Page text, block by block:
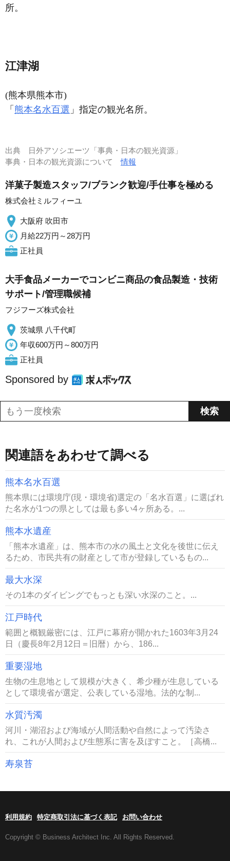
所。
江津湖
(熊本県熊本市)
「 熊本名水百選 」指定の観光名所。
出典
日外アソシエーツ「事典・日本の観光資源」
事典・日本の観光資源について情報
洋菓子製造スタッフ/ブランク歓迎/手仕事を極める
株式会社ミルフィーユ
大阪府 吹田市
月給22万円～28万円
正社員
大手食品メーカーでコンビニ商品の食品製造・技術
サポート/管理職候補
フジフーズ株式会社
茨城県 八千代町
年収600万円～800万円
正社員
Sponsored by
関連語をあわせて調べる
熊本名水百選
熊本県には環境庁(現・環境省)選定の「名水百選」に選ばれ
た名水が1つの県としては最も多い4ヶ所ある。...
熊本水遺産
「熊本水遺産」は、熊本市の水の風土と文化を後世に伝え
るため、市民共有の財産として市が登録しているもの...
最大水深
その1本のダイビングでもっとも深い水深のこと。...
江戸時代
範囲と概観厳密には、江戸に幕府が開かれた1603年3月24
日（慶長8年2月12日＝旧暦）から、186...
重要湿地
生物の生息地として規模が大きく、希少種が生息している
として環境省が選定、公表している湿地。法的な制...
水質汚濁
河川・湖沼および海域が人間活動や自然によって汚染さ
れ、これが人間および生態系に害を及ぼすこと。［高橋...
寿泉苔
利用規約 特定商取引法に基づく表記 お問い合わせ
Copyright © Business Architect Inc. All Rights Reserved.